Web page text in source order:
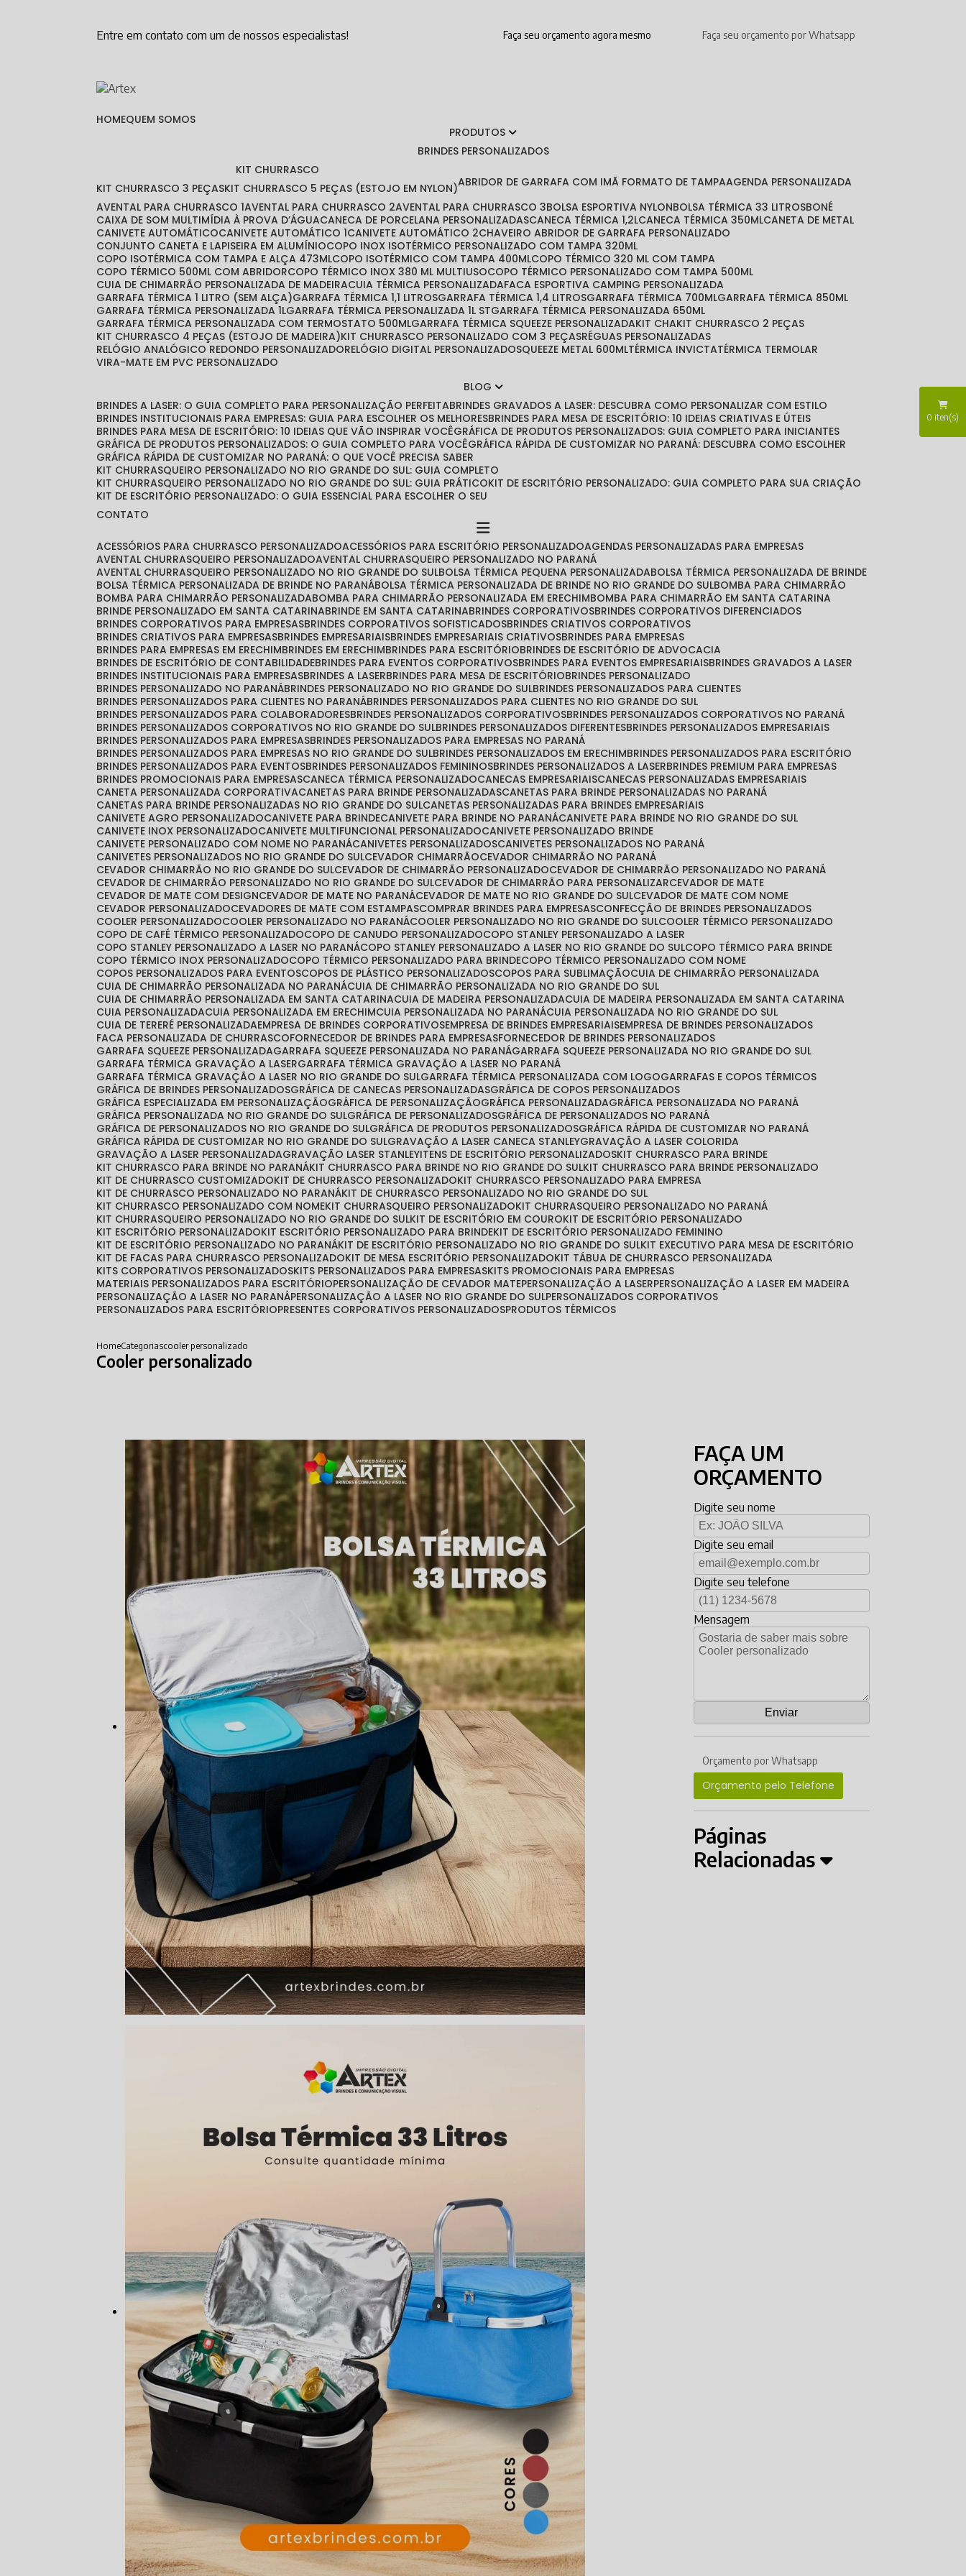
Entre em contato com um de nossos especialistas! Faça seu orçamento agora mesmo Faça seu orçamento por Whatsapp
HOME
QUEM SOMOS
PRODUTOS
BRINDES PERSONALIZADOS
KIT CHURRASCO
KIT CHURRASCO 3 PEÇAS KIT CHURRASCO 5 PEÇAS (ESTOJO EM NYLON) ABRIDOR DE GARRAFA COM IMÃ FORMATO DE TAMPA AGENDA PERSONALIZADA
AVENTAL PARA CHURRASCO 1 AVENTAL PARA CHURRASCO 2 AVENTAL PARA CHURRASCO 3 BOLSA ESPORTIVA NYLON BOLSA TÉRMICA 33 LITROS BONÉ
CAIXA DE SOM MULTIMÍDIA À PROVA D’ÁGUA
CANECA DE PORCELANA PERSONALIZADAS CANECA TÉRMICA 1,2L CANECA TÉRMICA 350ML CANETA DE METAL
CANIVETE AUTOMÁTICO
CANIVETE AUTOMÁTICO 1 CANIVETE AUTOMÁTICO 2
CHAVEIRO ABRIDOR DE GARRAFA PERSONALIZADO
CONJUNTO CANETA E LAPISEIRA EM ALUMÍNIO
COPO INOX ISOTÉRMICO PERSONALIZADO COM TAMPA 320ML
COPO ISOTÉRMICA COM TAMPA E ALÇA 473ML COPO ISOTÉRMICO COM TAMPA 400ML COPO TÉRMICO 320 ML COM TAMPA
COPO TÉRMICO 500ML COM ABRIDOR
COPO TÉRMICO INOX 380 ML MULTIUSO
COPO TÉRMICO PERSONALIZADO COM TAMPA 500ML
CUIA DE CHIMARRÃO PERSONALIZADA DE MADEIRA
CUIA TÉRMICA PERSONALIZADA FACA ESPORTIVA CAMPING PERSONALIZADA
GARRAFA TÉRMICA 1 LITRO (SEM ALÇA)
GARRAFA TÉRMICA 1,1 LITROS GARRAFA TÉRMICA 1,4 LITROS GARRAFA TÉRMICA 700ML
GARRAFA TÉRMICA 850ML
GARRAFA TÉRMICA PERSONALIZADA 1L
GARRAFA TÉRMICA PERSONALIZADA 1L ST
GARRAFA TÉRMICA PERSONALIZADA 650ML
GARRAFA TÉRMICA PERSONALIZADA COM TERMOSTATO 500ML
GARRAFA TÉRMICA SQUEEZE PERSONALIZADA KIT CHA KIT CHURRASCO 2 PEÇAS
KIT CHURRASCO 4 PEÇAS (ESTOJO DE MADEIRA) KIT CHURRASCO PERSONALIZADO COM 3 PEÇAS RÉGUAS PERSONALIZADAS
RELÓGIO ANALÓGICO REDONDO PERSONALIZADO RELÓGIO DIGITAL PERSONALIZADO SQUEEZE METAL 600ML TÉRMICA INVICTA TÉRMICA TERMOLAR
VIRA-MATE EM PVC PERSONALIZADO
BLOG
BRINDES A LASER: O GUIA COMPLETO PARA PERSONALIZAÇÃO PERFEITA BRINDES GRAVADOS A LASER: DESCUBRA COMO PERSONALIZAR COM ESTILO
BRINDES INSTITUCIONAIS PARA EMPRESAS: GUIA PARA ESCOLHER OS MELHORES BRINDES PARA MESA DE ESCRITÓRIO: 10 IDEIAS CRIATIVAS E ÚTEIS
BRINDES PARA MESA DE ESCRITÓRIO: 10 IDEIAS QUE VÃO INSPIRAR VOCÊ
GRÁFICA DE PRODUTOS PERSONALIZADOS: GUIA COMPLETO PARA INICIANTES
GRÁFICA DE PRODUTOS PERSONALIZADOS: O GUIA COMPLETO PARA VOCÊ
GRÁFICA RÁPIDA DE CUSTOMIZAR NO PARANÁ: DESCUBRA COMO ESCOLHER
GRÁFICA RÁPIDA DE CUSTOMIZAR NO PARANÁ: O QUE VOCÊ PRECISA SABER
KIT CHURRASQUEIRO PERSONALIZADO NO RIO GRANDE DO SUL: GUIA COMPLETO
KIT CHURRASQUEIRO PERSONALIZADO NO RIO GRANDE DO SUL: GUIA PRÁTICO KIT DE ESCRITÓRIO PERSONALIZADO: GUIA COMPLETO PARA SUA CRIAÇÃO
KIT DE ESCRITÓRIO PERSONALIZADO: O GUIA ESSENCIAL PARA ESCOLHER O SEU
CONTATO
ACESSÓRIOS PARA CHURRASCO PERSONALIZADO ACESSÓRIOS PARA ESCRITÓRIO PERSONALIZADO AGENDAS PERSONALIZADAS PARA EMPRESAS
AVENTAL CHURRASQUEIRO PERSONALIZADO AVENTAL CHURRASQUEIRO PERSONALIZADO NO PARANÁ
AVENTAL CHURRASQUEIRO PERSONALIZADO NO RIO GRANDE DO SUL BOLSA TÉRMICA PEQUENA PERSONALIZADA BOLSA TÉRMICA PERSONALIZADA DE BRINDE
BOLSA TÉRMICA PERSONALIZADA DE BRINDE NO PARANÁ BOLSA TÉRMICA PERSONALIZADA DE BRINDE NO RIO GRANDE DO SUL BOMBA PARA CHIMARRÃO
BOMBA PARA CHIMARRÃO PERSONALIZADA BOMBA PARA CHIMARRÃO PERSONALIZADA EM ERECHIM BOMBA PARA CHIMARRÃO EM SANTA CATARINA
BRINDE PERSONALIZADO EM SANTA CATARINA BRINDE EM SANTA CATARINA BRINDES CORPORATIVOS BRINDES CORPORATIVOS DIFERENCIADOS
BRINDES CORPORATIVOS PARA EMPRESAS BRINDES CORPORATIVOS SOFISTICADOS BRINDES CRIATIVOS CORPORATIVOS
BRINDES CRIATIVOS PARA EMPRESAS BRINDES EMPRESARIAIS BRINDES EMPRESARIAIS CRIATIVOS BRINDES PARA EMPRESAS
BRINDES PARA EMPRESAS EM ERECHIM BRINDES EM ERECHIM BRINDES PARA ESCRITÓRIO BRINDES DE ESCRITÓRIO DE ADVOCACIA
BRINDES DE ESCRITÓRIO DE CONTABILIDADE BRINDES PARA EVENTOS CORPORATIVOS BRINDES PARA EVENTOS EMPRESARIAIS BRINDES GRAVADOS A LASER
BRINDES INSTITUCIONAIS PARA EMPRESAS BRINDES A LASER BRINDES PARA MESA DE ESCRITÓRIO BRINDES PERSONALIZADO
BRINDES PERSONALIZADO NO PARANÁ BRINDES PERSONALIZADO NO RIO GRANDE DO SUL BRINDES PERSONALIZADOS PARA CLIENTES
BRINDES PERSONALIZADOS PARA CLIENTES NO PARANÁ BRINDES PERSONALIZADOS PARA CLIENTES NO RIO GRANDE DO SUL
BRINDES PERSONALIZADOS PARA COLABORADORES BRINDES PERSONALIZADOS CORPORATIVOS BRINDES PERSONALIZADOS CORPORATIVOS NO PARANÁ
BRINDES PERSONALIZADOS CORPORATIVOS NO RIO GRANDE DO SUL BRINDES PERSONALIZADOS DIFERENTES BRINDES PERSONALIZADOS EMPRESARIAIS
BRINDES PERSONALIZADOS PARA EMPRESAS BRINDES PERSONALIZADOS PARA EMPRESAS NO PARANÁ
BRINDES PERSONALIZADOS PARA EMPRESAS NO RIO GRANDE DO SUL BRINDES PERSONALIZADOS EM ERECHIM BRINDES PERSONALIZADOS PARA ESCRITÓRIO
BRINDES PERSONALIZADOS PARA EVENTOS BRINDES PERSONALIZADOS FEMININOS BRINDES PERSONALIZADOS A LASER BRINDES PREMIUM PARA EMPRESAS
BRINDES PROMOCIONAIS PARA EMPRESAS CANECA TÉRMICA PERSONALIZADO CANECAS EMPRESARIAIS CANECAS PERSONALIZADAS EMPRESARIAIS
CANETA PERSONALIZADA CORPORATIVA
CANETAS PARA BRINDE PERSONALIZADAS CANETAS PARA BRINDE PERSONALIZADAS NO PARANÁ
CANETAS PARA BRINDE PERSONALIZADAS NO RIO GRANDE DO SUL CANETAS PERSONALIZADAS PARA BRINDES EMPRESARIAIS
CANIVETE AGRO PERSONALIZADO
CANIVETE PARA BRINDE CANIVETE PARA BRINDE NO PARANÁ CANIVETE PARA BRINDE NO RIO GRANDE DO SUL
CANIVETE INOX PERSONALIZADO
CANIVETE MULTIFUNCIONAL PERSONALIZADO
CANIVETE PERSONALIZADO BRINDE
CANIVETE PERSONALIZADO COM NOME NO PARANÁ CANIVETES PERSONALIZADOS CANIVETES PERSONALIZADOS NO PARANÁ
CANIVETES PERSONALIZADOS NO RIO GRANDE DO SUL CEVADOR CHIMARRÃO
CEVADOR CHIMARRÃO NO PARANÁ
CEVADOR CHIMARRÃO NO RIO GRANDE DO SUL CEVADOR DE CHIMARRÃO PERSONALIZADO
CEVADOR DE CHIMARRÃO PERSONALIZADO NO PARANÁ
CEVADOR DE CHIMARRÃO PERSONALIZADO NO RIO GRANDE DO SUL CEVADOR DE CHIMARRÃO PARA PERSONALIZAR
CEVADOR DE MATE
CEVADOR DE MATE COM DESIGN
CEVADOR DE MATE NO PARANÁ CEVADOR DE MATE NO RIO GRANDE DO SUL CEVADOR DE MATE COM NOME
CEVADOR PERSONALIZADO
CEVADORES DE MATE COM ESTAMPAS COMPRAR BRINDES PARA EMPRESAS CONFECÇÃO DE BRINDES PERSONALIZADOS
COOLER PERSONALIZADO
COOLER PERSONALIZADO NO PARANÁ COOLER PERSONALIZADO NO RIO GRANDE DO SUL COOLER TÉRMICO PERSONALIZADO
COPO DE CAFÉ TÉRMICO PERSONALIZADO
COPO DE CANUDO PERSONALIZADO
COPO STANLEY PERSONALIZADO A LASER
COPO STANLEY PERSONALIZADO A LASER NO PARANÁ COPO STANLEY PERSONALIZADO A LASER NO RIO GRANDE DO SUL COPO TÉRMICO PARA BRINDE
COPO TÉRMICO INOX PERSONALIZADO
COPO TÉRMICO PERSONALIZADO PARA BRINDE COPO TÉRMICO PERSONALIZADO COM NOME
COPOS PERSONALIZADOS PARA EVENTOS COPOS DE PLÁSTICO PERSONALIZADOS COPOS PARA SUBLIMAÇÃO
CUIA DE CHIMARRÃO PERSONALIZADA
CUIA DE CHIMARRÃO PERSONALIZADA NO PARANÁ CUIA DE CHIMARRÃO PERSONALIZADA NO RIO GRANDE DO SUL
CUIA DE CHIMARRÃO PERSONALIZADA EM SANTA CATARINA
CUIA DE MADEIRA PERSONALIZADA
CUIA DE MADEIRA PERSONALIZADA EM SANTA CATARINA
CUIA PERSONALIZADA
CUIA PERSONALIZADA EM ERECHIM CUIA PERSONALIZADA NO PARANÁ CUIA PERSONALIZADA NO RIO GRANDE DO SUL
CUIA DE TERERÉ PERSONALIZADA EMPRESA DE BRINDES CORPORATIVOS EMPRESA DE BRINDES EMPRESARIAIS EMPRESA DE BRINDES PERSONALIZADOS
FACA PERSONALIZADA DE CHURRASCO FORNECEDOR DE BRINDES PARA EMPRESAS FORNECEDOR DE BRINDES PERSONALIZADOS
GARRAFA SQUEEZE PERSONALIZADA
GARRAFA SQUEEZE PERSONALIZADA NO PARANÁ
GARRAFA SQUEEZE PERSONALIZADA NO RIO GRANDE DO SUL
GARRAFA TÉRMICA GRAVAÇÃO A LASER
GARRAFA TÉRMICA GRAVAÇÃO A LASER NO PARANÁ
GARRAFA TÉRMICA GRAVAÇÃO A LASER NO RIO GRANDE DO SUL
GARRAFA TÉRMICA PERSONALIZADA COM LOGO
GARRAFAS E COPOS TÉRMICOS
GRÁFICA DE BRINDES PERSONALIZADOS
GRÁFICA DE CANECAS PERSONALIZADAS
GRÁFICA DE COPOS PERSONALIZADOS
GRÁFICA ESPECIALIZADA EM PERSONALIZAÇÃO
GRÁFICA DE PERSONALIZAÇÃO GRÁFICA PERSONALIZADA
GRÁFICA PERSONALIZADA NO PARANÁ
GRÁFICA PERSONALIZADA NO RIO GRANDE DO SUL
GRÁFICA DE PERSONALIZADOS
GRÁFICA DE PERSONALIZADOS NO PARANÁ
GRÁFICA DE PERSONALIZADOS NO RIO GRANDE DO SUL
GRÁFICA DE PRODUTOS PERSONALIZADOS
GRÁFICA RÁPIDA DE CUSTOMIZAR NO PARANÁ
GRÁFICA RÁPIDA DE CUSTOMIZAR NO RIO GRANDE DO SUL
GRAVAÇÃO A LASER CANECA STANLEY
GRAVAÇÃO A LASER COLORIDA
GRAVAÇÃO A LASER PERSONALIZADA
GRAVAÇÃO LASER STANLEY ITENS DE ESCRITÓRIO PERSONALIZADOS KIT CHURRASCO PARA BRINDE
KIT CHURRASCO PARA BRINDE NO PARANÁ KIT CHURRASCO PARA BRINDE NO RIO GRANDE DO SUL KIT CHURRASCO PARA BRINDE PERSONALIZADO
KIT DE CHURRASCO CUSTOMIZADO KIT DE CHURRASCO PERSONALIZADO KIT CHURRASCO PERSONALIZADO PARA EMPRESA
KIT DE CHURRASCO PERSONALIZADO NO PARANÁ KIT DE CHURRASCO PERSONALIZADO NO RIO GRANDE DO SUL
KIT CHURRASCO PERSONALIZADO COM NOME KIT CHURRASQUEIRO PERSONALIZADO KIT CHURRASQUEIRO PERSONALIZADO NO PARANÁ
KIT CHURRASQUEIRO PERSONALIZADO NO RIO GRANDE DO SUL KIT DE ESCRITÓRIO EM COURO KIT DE ESCRITÓRIO PERSONALIZADO
KIT ESCRITÓRIO PERSONALIZADO KIT ESCRITÓRIO PERSONALIZADO PARA BRINDE KIT DE ESCRITÓRIO PERSONALIZADO FEMININO
KIT DE ESCRITÓRIO PERSONALIZADO NO PARANÁ KIT DE ESCRITÓRIO PERSONALIZADO NO RIO GRANDE DO SUL KIT EXECUTIVO PARA MESA DE ESCRITÓRIO
KIT DE FACAS PARA CHURRASCO PERSONALIZADO KIT DE MESA ESCRITÓRIO PERSONALIZADO KIT TÁBUA DE CHURRASCO PERSONALIZADA
KITS CORPORATIVOS PERSONALIZADOS KITS PERSONALIZADOS PARA EMPRESAS KITS PROMOCIONAIS PARA EMPRESAS
MATERIAIS PERSONALIZADOS PARA ESCRITÓRIO PERSONALIZAÇÃO DE CEVADOR MATE PERSONALIZAÇÃO A LASER PERSONALIZAÇÃO A LASER EM MADEIRA
PERSONALIZAÇÃO A LASER NO PARANÁ PERSONALIZAÇÃO A LASER NO RIO GRANDE DO SUL PERSONALIZADOS CORPORATIVOS
PERSONALIZADOS PARA ESCRITÓRIO PRESENTES CORPORATIVOS PERSONALIZADOS PRODUTOS TÉRMICOS
0 iten(s)
HomeCategoriascooler personalizado
Cooler personalizado
FAÇA UM
ORÇAMENTO
Digite seu nome
Digite seu email
Digite seu telefone
Mensagem
Orçamento por Whatsapp
Orçamento pelo Telefone
Páginas
Relacionadas